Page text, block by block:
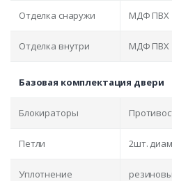
Отделка снаружи МДФ ПВХ
Отделка внутри МДФ ПВХ
Базовая комплектация двери
Блокираторы
Петли 2шт.
Уплотнение